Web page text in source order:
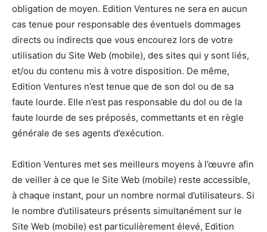
obligation de moyen. Edition Ventures ne sera en aucun
cas tenue pour responsable des éventuels dommages
directs ou indirects que vous encourez lors de votre
utilisation du Site Web (mobile), des sites qui y sont liés,
et/ou du contenu mis à votre disposition. De même,
Edition Ventures n’est tenue que de son dol ou de sa
faute lourde. Elle n’est pas responsable du dol ou de la
faute lourde de ses préposés, commettants et en règle
générale de ses agents d’exécution.
Edition Ventures met ses meilleurs moyens à l’œuvre afin
de veiller à ce que le Site Web (mobile) reste accessible,
à chaque instant, pour un nombre normal d’utilisateurs. Si
le nombre d’utilisateurs présents simultanément sur le
Site Web (mobile) est particulièrement élevé, Edition